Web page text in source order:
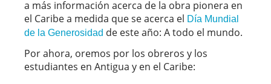
a más información acerca de la obra pionera en
el Caribe a medida que se acerca el Día Mundial
de la Generosidad de este año: A todo el mundo.
Por ahora, oremos por los obreros y los
estudiantes en Antigua y en el Caribe: